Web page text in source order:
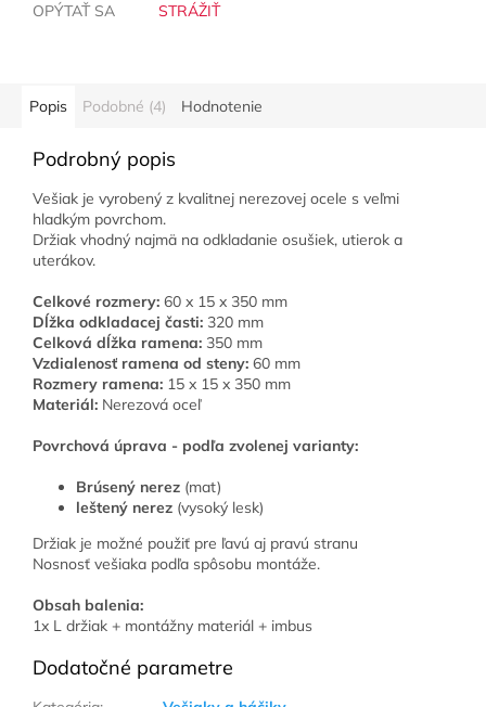
OPÝTAŤ SA STRÁŽIŤ
Popis Podobné (4) Hodnotenie
Podrobný popis
Vešiak je vyrobený z kvalitnej nerezovej ocele s veľmi
hladkým povrchom.
Držiak vhodný najmä na odkladanie osušiek, utierok a
uterákov.
Celkové rozmery: 60 x 15 x 350 mm
Dĺžka odkladacej časti: 320 mm
Celková dĺžka ramena: 350 mm
Vzdialenosť ramena od steny: 60 mm
Rozmery ramena: 15 x 15 x 350 mm
Materiál: Nerezová oceľ
Povrchová úprava - podľa zvolenej varianty:
Brúsený nerez (mat)
leštený nerez (vysoký lesk)
Držiak je možné použiť pre ľavú aj pravú stranu
Nosnosť vešiaka podľa spôsobu montáže.
Obsah balenia:
1x L držiak + montážny materiál + imbus
Dodatočné parametre